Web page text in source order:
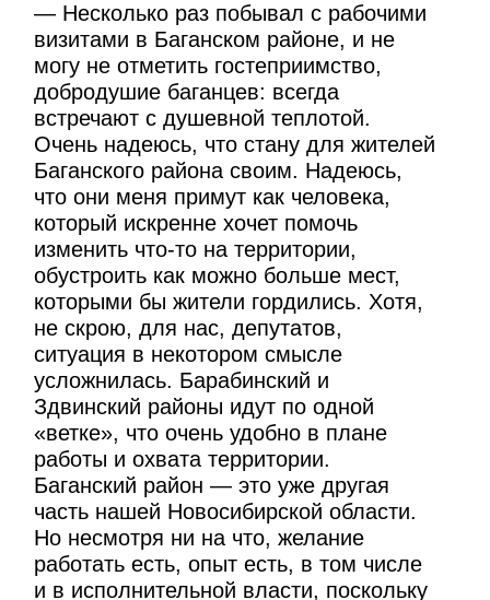
— Несколько раз побывал с рабочими
визитами в Баганском районе, и не
могу не отметить гостеприимство,
добродушие баганцев: всегда
встречают с душевной теплотой.
Очень надеюсь, что стану для жителей
Баганского района своим. Надеюсь,
что они меня примут как человека,
который искренне хочет помочь
изменить что-то на территории,
обустроить как можно больше мест,
которыми бы жители гордились. Хотя,
не скрою, для нас, депутатов,
ситуация в некотором смысле
усложнилась. Барабинский и
Здвинский районы идут по одной
«ветке», что очень удобно в плане
работы и охвата территории.
Баганский район — это уже другая
часть нашей Новосибирской области.
Но несмотря ни на что, желание
работать есть, опыт есть, в том числе
и в исполнительной власти, поскольку